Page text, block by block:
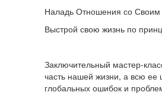
Наладь Отношения со Своим
Выстрой свою жизнь по
Заключительный мастер-
часть нашей жизни, а всю ее
глобальных ошибок и